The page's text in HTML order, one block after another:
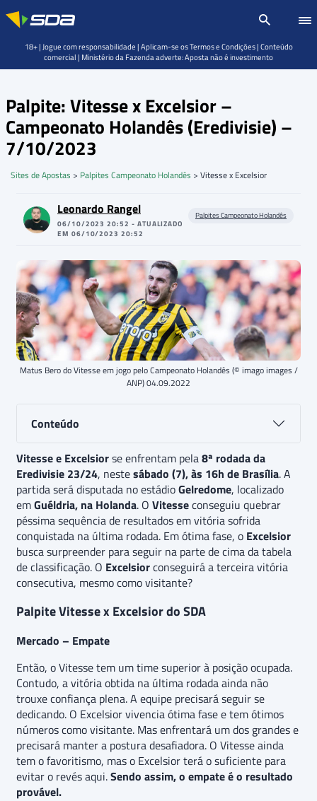
Palpite: Vitesse x Excelsior –
Campeonato Holandês (Eredivisie) –
7/10/2023
Sites de Apostas > Palpites Campeonato Holandês > Vitesse x Excelsior
Leonardo Rangel
06/10/2023 20:52 - ATUALIZADO
EM 06/10/2023 20:52
Palpites Campeonato Holandês
Matus Bero do Vitesse em jogo pelo Campeonato Holandês (© imago images /
ANP) 04.09.2022
Conteúdo
Vitesse e Excelsiorse enfrentam pela8ª rodada da
Eredivisie 23/24, nestesábado (7), às 16h de Brasília. A
partida será disputada no estádioGelredome, localizado
emGuéldria, na Holanda. O Vitesseconseguiu quebrar
péssima sequência de resultados em vitória sofrida
conquistada na última rodada. Em ótima fase, o Excelsior
busca surpreender para seguir na parte de cima da tabela
de classificação. O Excelsiorconseguirá a terceira vitória
consecutiva, mesmo como visitante?
Palpite Vitesse x Excelsior do SDA
Mercado – Empate
Então, o Vitesse tem um time superior à posição ocupada.
Contudo, a vitória obtida na última rodada ainda não
trouxe confiança plena. A equipe precisará seguir se
dedicando. O Excelsior vivencia ótima fase e tem ótimos
números como visitante. Mas enfrentará um dos grandes e
precisará manter a postura desafiadora. O Vitesse ainda
tem o favoritismo, mas o Excelsior terá o suficiente para
evitar o revés aqui.Sendo assim, o empate é o resultado
provável.
18+ | Jogue com responsabilidade | Aplicam-se os Termos e Condições | Conteúdo
comercial | Ministério da Fazenda adverte: Aposta não é investimento